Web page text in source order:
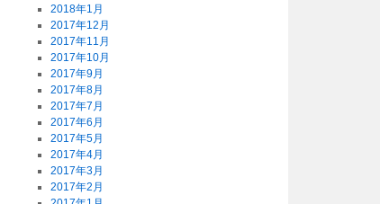
2018年1月
2017年12月
2017年11月
2017年10月
2017年9月
2017年8月
2017年7月
2017年6月
2017年5月
2017年4月
2017年3月
2017年2月